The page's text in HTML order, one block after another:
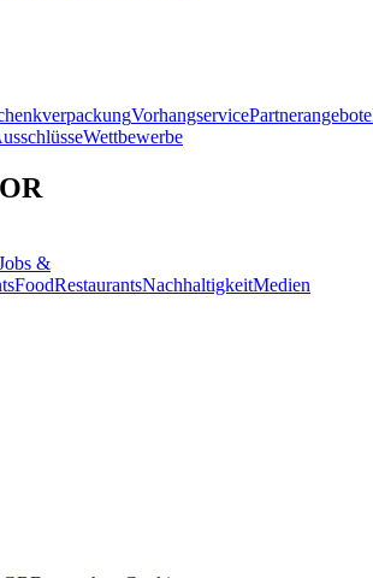
VorhangservicePartnerangebote
Wettbewerbe
&
FoodRestaurantsNachhaltigkeitMedien